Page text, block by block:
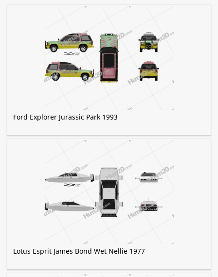
Ford Explorer Jurassic Park 1993
Lotus Esprit James Bond Wet Nellie 1977